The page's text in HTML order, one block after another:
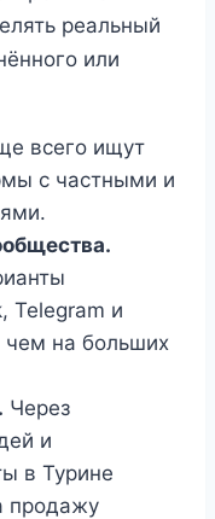
реальный
или
всего ищут
с частными и
Telegram и
чем на больших
Через
и
в Турине
продажу